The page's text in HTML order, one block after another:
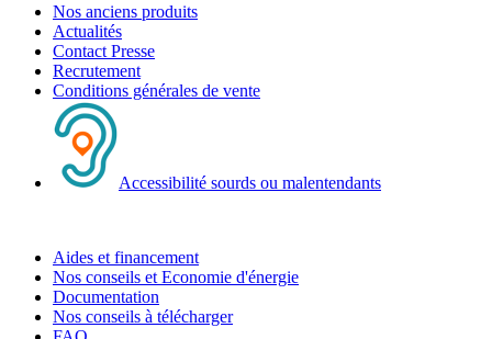
Nos anciens produits
Actualités
Contact Presse
Recrutement
Conditions générales de vente
Accessibilité sourds ou malentendants
Aides et financement
Nos conseils et Economie d'énergie
Documentation
Nos conseils à télécharger